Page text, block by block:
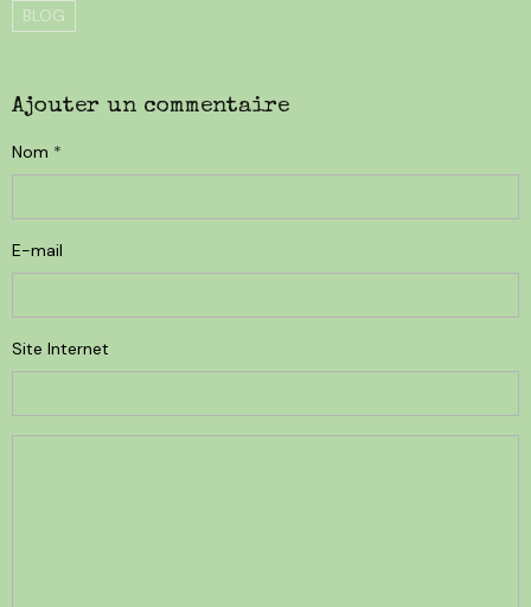
BLOG
Ajouter un commentaire
Nom
E-mail
Site Internet